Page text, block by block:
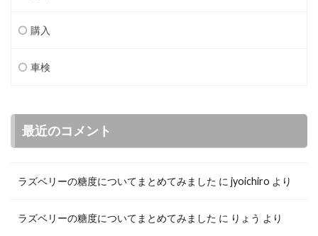
購入
車検
最近のコメント
ラズベリーの糖度についてまとめてみました に jyoichiro より
ラズベリーの糖度についてまとめてみました に りょう より